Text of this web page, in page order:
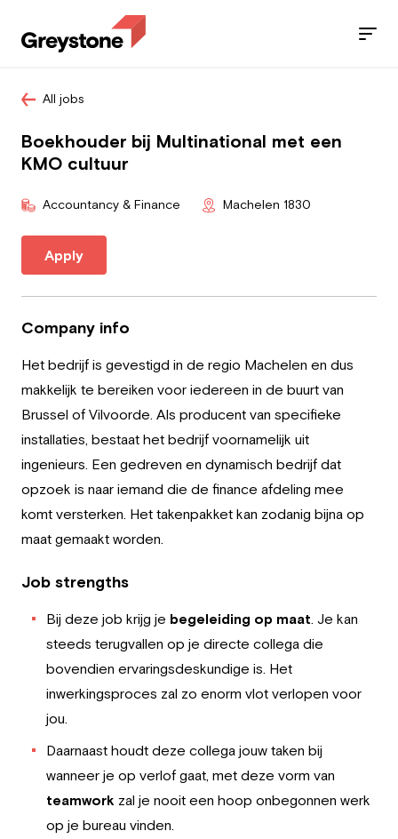
Employee
Employer
About us
Team
EN
Jobs
Services
Sectors
Blog
All jobs
Boekhouder bij Multinational met een
KMO cultuur
Accountancy & Finance Machelen 1830
Apply
Company info
Het bedrijf is gevestigd in de regio Machelen en dus
makkelijk te bereiken voor iedereen in de buurt van
Brussel of Vilvoorde. Als producent van specifieke
installaties, bestaat het bedrijf voornamelijk uit
ingenieurs. Een gedreven en dynamisch bedrijf dat
opzoek is naar iemand die de finance afdeling mee
komt versterken. Het takenpakket kan zodanig bijna op
maat gemaakt worden.
Job strengths
Bij deze job krijg je begeleiding op maat. Je kan
steeds terugvallen op je directe collega die
bovendien ervaringsdeskundige is. Het
inwerkingsproces zal zo enorm vlot verlopen voor
jou.
Daarnaast houdt deze collega jouw taken bij
wanneer je op verlof gaat, met deze vorm van
teamwork zal je nooit een hoop onbegonnen werk
op je bureau vinden.